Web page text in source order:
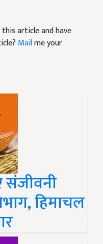
this article and have
Mailme your
हिमाचल